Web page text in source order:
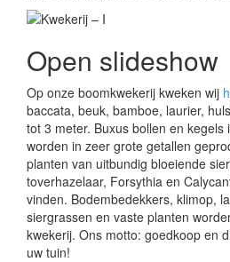
Open slideshow
Op onze boomkwekerij kweken wij
baccata, beuk, bamboe, laurier,
tot 3 meter. Buxus bollen en
worden in zeer grote getallen
planten van uitbundig bloeiende
toverhazelaar, Forsythia en
vinden. Bodembedekkers, klimop,
siergrassen en vaste planten
kwekerij. Ons motto: goedkoop en
uw tuin!